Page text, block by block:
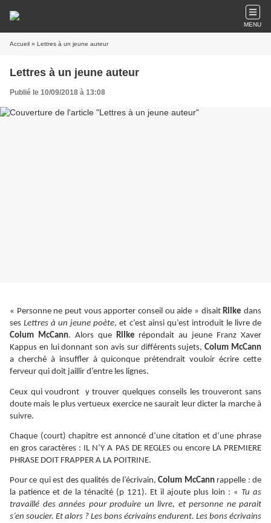
MENU
Accueil » Lettres à un jeune auteur
Lettres à un jeune auteur
Publié le 10/09/2018 à 13:08
« Personne ne peut vous apporter conseil ou aide » disaitRilke dans
sesLettres à un jeune poète, et c’est ainsi qu’est introduit le livre de
Colum McCann. Alors que Rilke répondait au jeune Franz Xaver
Kappus en lui donnant son avis sur différents sujets,Colum McCann
a cherché à insuffler à quiconque prétendrait vouloir écrire cette
ferveur qui doit jaillir d’entre les lignes.
Ceux qui voudront y trouver quelques conseils les trouveront sans
doute mais le plus vertueux exercice ne saurait leur dicter la marche à
suivre.
Chaque (court) chapitre est annoncé d’une citation et d’une phrase
en gros caractères : IL N’Y A PAS DE REGLES ou encore LA PREMIERE
PHRASE DOIT FRAPPER A LA POITRINE.
Pour ce qui est des qualités de l’écrivain,Colum McCannrappelle : de
la patience et de la ténacité (p 121). Et il ajoute plus loin : « Tu as
travaillé des années pour produire un livre, et personne ne parait
s’en soucier. Et alors ? Les bons écrivains endurent. Les bons écrivains